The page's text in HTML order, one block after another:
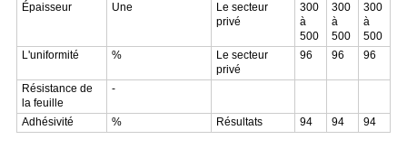
Épaisseur Une
Le secteur
privé
300
à
500
300
à
500
300
à
500
L'uniformité
%
Le secteur
privé
96 96 96
Résistance de
la feuille
-
Adhésivité % Résultats 94 94 94